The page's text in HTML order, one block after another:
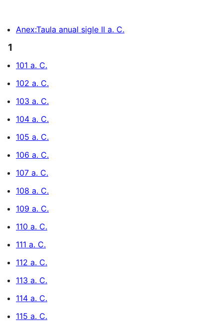
Anex:Taula anual sigle II a. C.
1
101 a. C.
102 a. C.
103 a. C.
104 a. C.
105 a. C.
106 a. C.
107 a. C.
108 a. C.
109 a. C.
110 a. C.
111 a. C.
112 a. C.
113 a. C.
114 a. C.
115 a. C.